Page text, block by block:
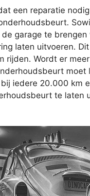
een reparatie
garage te
laten uitvoeren.
rijden. Wordt er
moet
iedere 20.000 km
te laten